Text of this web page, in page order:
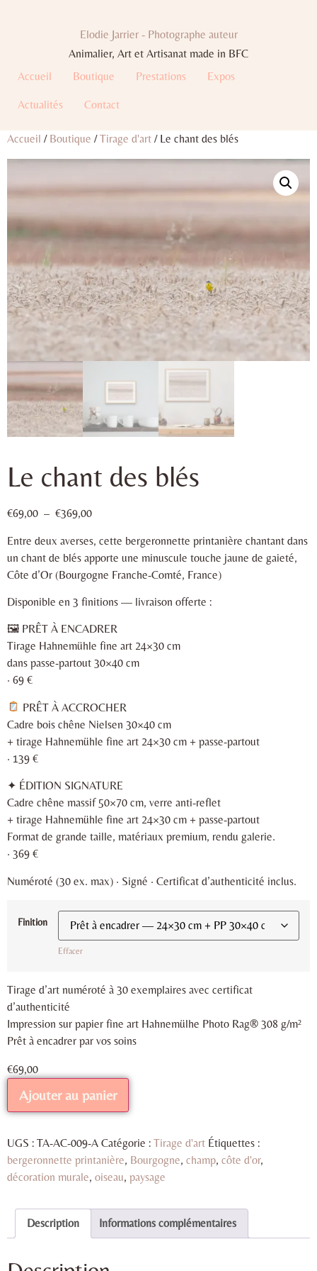
Elodie Jarrier - Photographe auteur
Animalier, Art et Artisanat made in BFC
Accueil
Boutique Prestations Expos
Actualités Contact
Accueil / Boutique /Tirage d'art / Le chant des blés
Le chant des blés
€69,00 – €369,00
Entre deux averses, cette bergeronnette printanière chantant dans
un chant de blés apporte une minuscule touche jaune de gaieté,
Côte d’Or (Bourgogne Franche-Comté, France)
Disponible en 3 finitions — livraison offerte :
🖼 PRÊT À ENCADRER
Tirage Hahnemühle fine art 24×30 cm
dans passe-partout 30×40 cm
· 69 €
PRÊT À ACCROCHER
Cadre bois chêne Nielsen 30×40 cm
+ tirage Hahnemühle fine art 24×30 cm + passe-partout
· 139 €
✦ ÉDITION SIGNATURE
Cadre chêne massif 50×70 cm, verre anti-reflet
+ tirage Hahnemühle fine art 24×30 cm + passe-partout
Format de grande taille, matériaux premium, rendu galerie.
· 369 €
Numéroté (30 ex. max) · Signé · Certificat d’authenticité inclus.
Finition
Effacer
Tirage d’art numéroté à 30 exemplaires avec certificat
d’authenticité
Impression sur papier fine art Hahnemülhe Photo Rag® 308 g/m²
Prêt à encadrer par vos soins
€69,00
Ajouter au panier
UGS : TA-AC-009-A Catégorie : Tirage d'art Étiquettes :
bergeronnette printanière, Bourgogne, champ, côte d'or,
décoration murale, oiseau, paysage
Description Informations complémentaires